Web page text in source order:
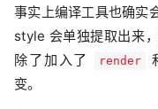
事实上编译工具也确实
style 会单独提取出来
除了加入了
render
变。